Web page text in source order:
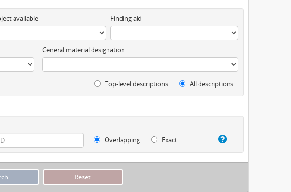
available Finding aid
General material designation
Top-level descriptions All descriptions
Overlapping
Exact